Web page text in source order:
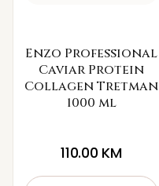
Enzo Professional
Caviar Protein
Collagen Tretman
1000 ml
110.00 KM